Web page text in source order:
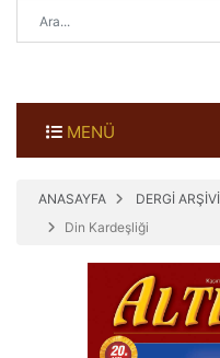
MENÜ
ANASAYFA DERGİ ARŞİVİ
Din Kardeşliği